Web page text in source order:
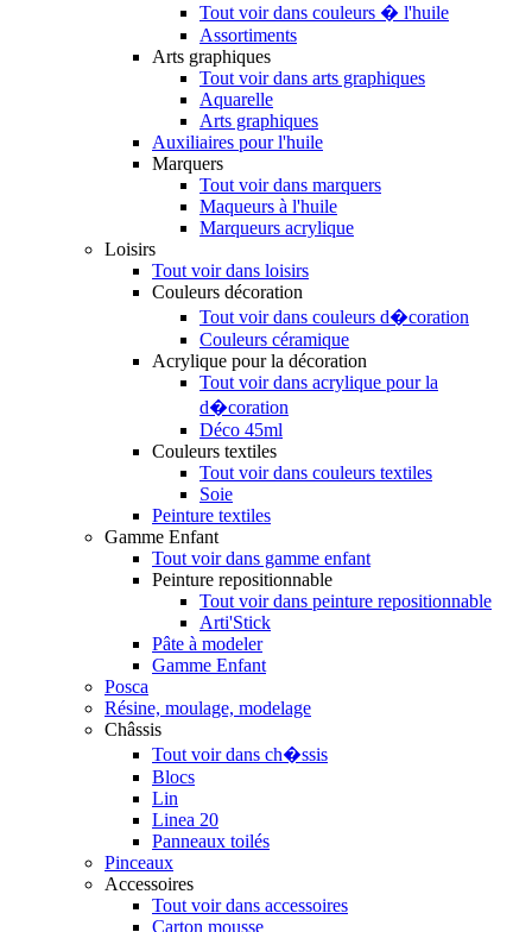
Tout voir dans couleurs � l'huile
Assortiments
Arts graphiques
Tout voir dans arts graphiques
Aquarelle
Arts graphiques
Auxiliaires pour l'huile
Marquers
Tout voir dans marquers
Maqueurs à l'huile
Marqueurs acrylique
Loisirs
Tout voir dans loisirs
Couleurs décoration
Tout voir dans couleurs d�coration
Couleurs céramique
Acrylique pour la décoration
Tout voir dans acrylique pour la
d�coration
Déco 45ml
Couleurs textiles
Tout voir dans couleurs textiles
Soie
Peinture textiles
Gamme Enfant
Tout voir dans gamme enfant
Peinture repositionnable
Tout voir dans peinture repositionnable
Arti'Stick
Pâte à modeler
Gamme Enfant
Posca
Résine, moulage, modelage
Châssis
Tout voir dans ch�ssis
Blocs
Lin
Linea 20
Panneaux toilés
Pinceaux
Accessoires
Tout voir dans accessoires
Carton mousse